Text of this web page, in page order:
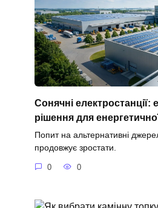
Сонячні електростанції:
рішення для
Попит на альтернативні
продовжує зростати.
0 0